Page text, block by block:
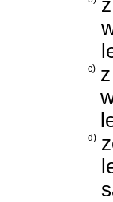
c)
d)